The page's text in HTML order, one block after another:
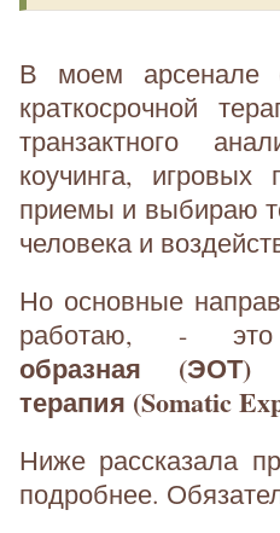
В моем арсенале
краткосрочной
транзактного
коучинга,
приемы и выбираю
человека и
Но основные
работаю, -
образная (ЭОТ)
терапия (Somatic
Ниже рассказала
подробнее.